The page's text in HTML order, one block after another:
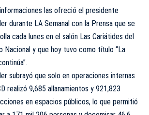
las ofreció el presidente
durante LA Semanal con la Prensa que se
cada lunes en el salón Las Cariátides del
Nacional y que hoy tuvo como título “La
subrayó que solo en operaciones internas
realizó 9,685 allanamientos y 921,823
en espacios públicos, lo que permitió